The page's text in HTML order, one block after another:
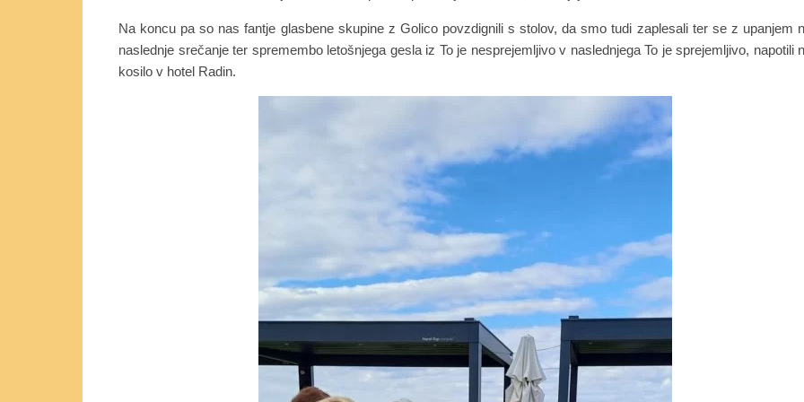
Na koncu pa so nas fantje glasbene skupine z Golico povzdignili s stolov, da smo tudi zaplesali ter se z upanjem
naslednje srečanje ter spremembo letošnjega gesla iz To je nesprejemljivo v naslednjega To je sprejemljivo, napotili
kosilo v hotel Radin.